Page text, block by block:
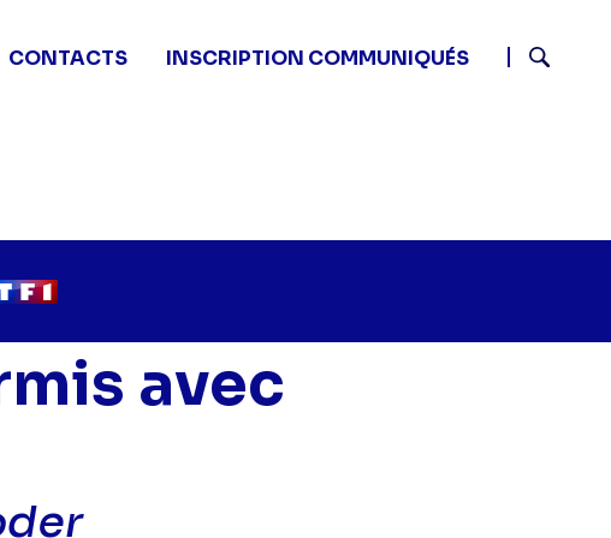
CONTACTS
INSCRIPTION COMMUNIQUÉS
avec